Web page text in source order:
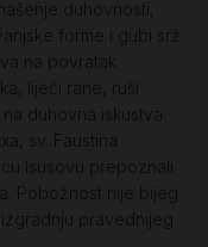
duhovnosti,
forme i gubi srž
na povratak
liječi rane, ruši
duhovna iskustva
sv. Faustina
Isusovu prepoznali
Pobožnost nije bijeg
pravednijeg